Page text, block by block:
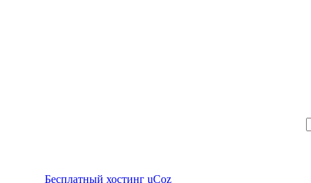
Бесплатный хостинг uCoz